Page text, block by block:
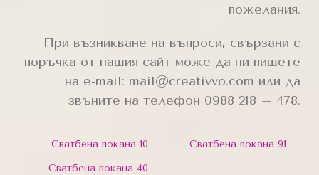
пожелания.
При възникване на въпроси, свързани с
поръчка от нашия сайт може да ни пишете
на e-mail: mail@creativvo.com или да
звъните на телефон 0988 218 – 478.
Сватбена покана 10
Сватбена покана 91
Сватбена покана 40